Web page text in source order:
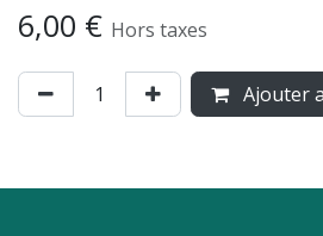
6,00 € Hors taxes
Ajouter